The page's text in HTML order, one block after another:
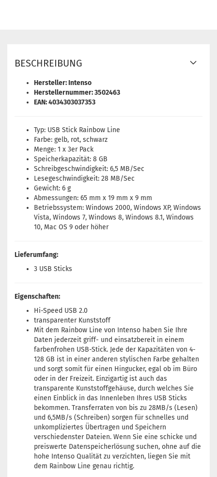
BESCHREIBUNG
Hersteller: Intenso
Herstellernummer: 3502463
EAN: 4034303037353
Typ: USB Stick Rainbow Line
Farbe: gelb, rot, schwarz
Menge: 1 x 3er Pack
Speicherkapazität: 8 GB
Schreibgeschwindigkeit: 6,5 MB/Sec
Lesegeschwindigkeit: 28 MB/Sec
Gewicht: 6 g
Abmessungen: 65 mm x 19 mm x 9 mm
Betriebssystem: Windows 2000, Windows XP, Windows
Vista, Windows 7, Windows 8, Windows 8.1, Windows
10, Mac OS 9 oder höher
Lieferumfang:
3 USB Sticks
Eigenschaften:
Hi-Speed USB 2.0
transparenter Kunststoff
Mit dem Rainbow Line von Intenso haben Sie Ihre
Daten jederzeit griff- und einsatzbereit in einem
farbenfrohen USB-Stick. Jede der Kapazitäten von 4-
128 GB ist in einer anderen stylischen Farbe gehalten
und sorgt somit für einen Hingucker, egal ob im Büro
oder in der Freizeit. Einzigartig ist auch das
transparente Kunststoffgehäuse, durch welches Sie
einen Einblick in das Innenleben Ihres USB Sticks
bekommen. Transferraten von bis zu 28MB/s (Lesen)
und 6,5MB/s (Schreiben) sorgen für schnelles und
unkompliziertes Übertragen und Speichern
verschiedenster Dateien. Wenn Sie eine schicke und
preiswerte Datenspeicherlösung suchen, ohne auf die
hohe Intenso Qualität zu verzichten, liegen Sie mit
dem Rainbow Line genau richtig.